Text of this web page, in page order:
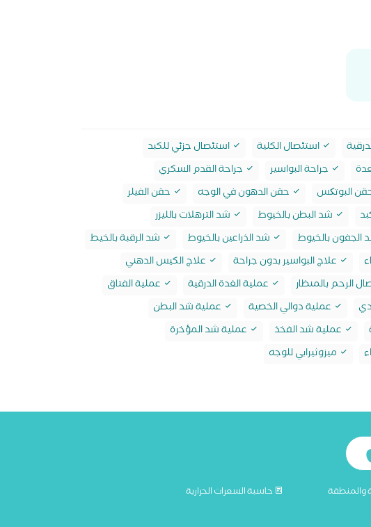
استئصال الكلية
استئصال جزئي للكبد
جراحة البواسير
جراحة القدم السكري
البوتکس حقن الدهون في الوجه
حقن الفيلر
شد البطن بالخيوط
شد الترهلات بالليزر
الجفون بالخيوط شد الذراعين بالخيوط
شد الرقبة بالخيط
علاج البواسير بدون جراحة
علاج الكيس الدهني
الرحم بالمنظار عملية الغدة الدرقية
عملية الفتاق
عملية دوالي الخصية
عملية شد البطن
عملية شد الفخذ
عملية شد المؤخرة
ميزوثيرابي للوجه
والمنطقة حاسبة السعرات الحرارية